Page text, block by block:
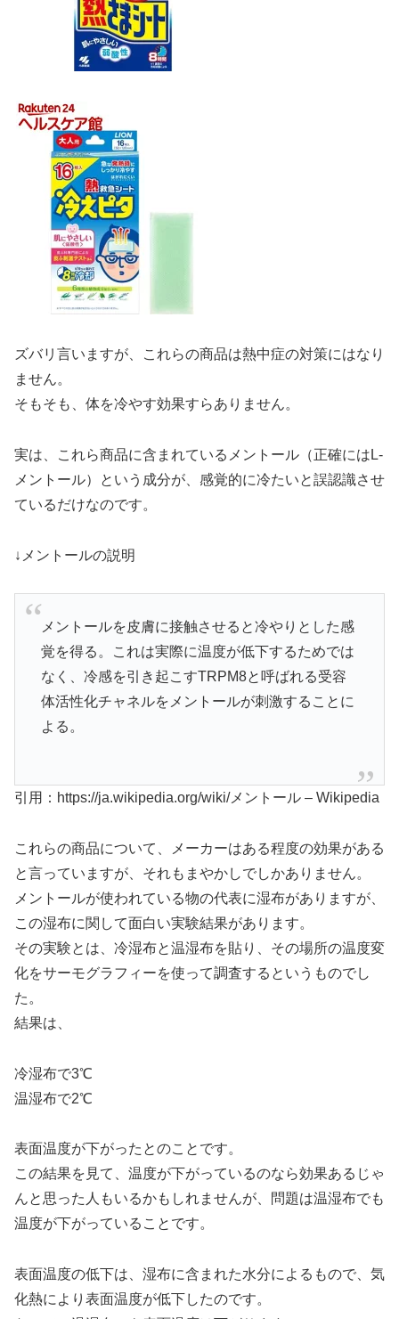
ズバリ言いますが、これらの商品は熱中症の対策にはなり
ません。
そもそも、体を冷やす効果すらありません。
実は、これら商品に含まれているメントール（正確にはL-
メントール）という成分が、感覚的に冷たいと誤認識させ
ているだけなのです。
↓メントールの説明
メントールを皮膚に接触させると冷やりとした感
覚を得る。これは実際に温度が低下するためでは
なく、冷感を引き起こすTRPM8と呼ばれる受容
体活性化チャネルをメントールが刺激することに
よる。
引用：https://ja.wikipedia.org/wiki/メントール – Wikipedia
これらの商品について、メーカーはある程度の効果がある
と言っていますが、それもまやかしでしかありません。
メントールが使われている物の代表に湿布がありますが、
この湿布に関して面白い実験結果があります。
その実験とは、冷湿布と温湿布を貼り、その場所の温度変
化をサーモグラフィーを使って調査するというものでし
た。
結果は、
冷湿布で3℃
温湿布で2℃
表面温度が下がったとのことです。
この結果を見て、温度が下がっているのなら効果あるじゃ
んと思った人もいるかもしれませんが、問題は温湿布でも
温度が下がっていることです。
表面温度の低下は、湿布に含まれた水分によるもので、気
化熱により表面温度が低下したのです。